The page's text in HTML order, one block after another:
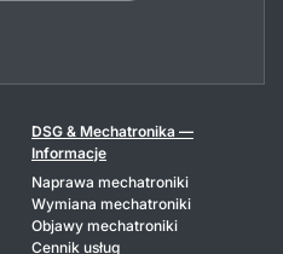
DSG & Mechatronika —
Informacje
Naprawa mechatroniki
Wymiana mechatroniki
Objawy mechatroniki
Cennik usług